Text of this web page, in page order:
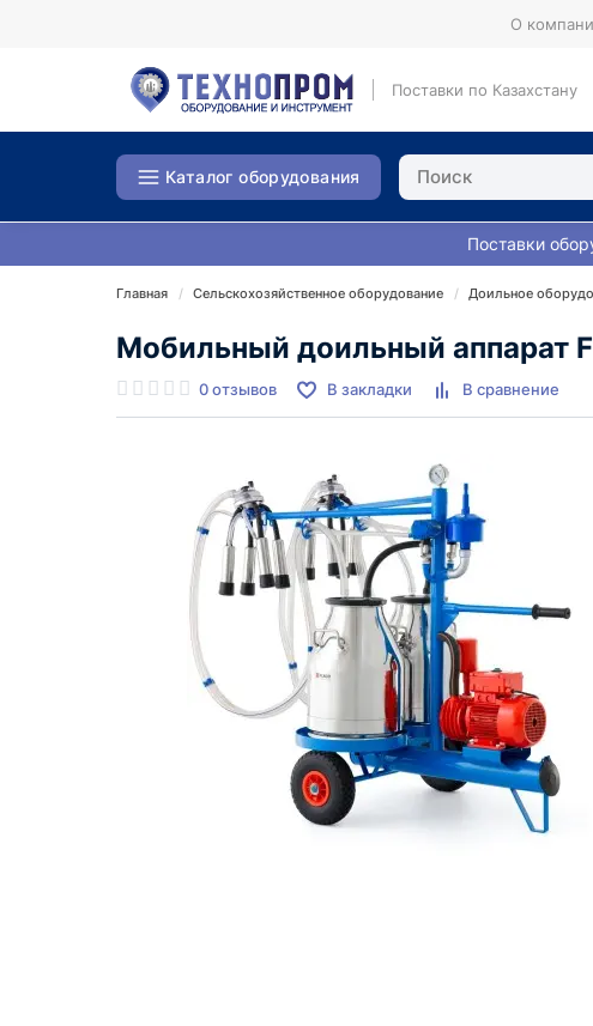
О
Поставки по Казахстану
Каталог оборудования
Поставки
Главная Сельскохозяйственное оборудование Доильное
Мобильный доильный аппарат
0 отзывов В закладки В сравнение